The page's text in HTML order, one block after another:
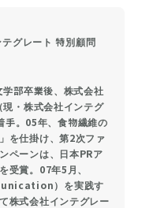
グレート 特別顧問
部卒業後、株式会社
・株式会社インテグ
。05年、食物繊維の
を仕掛け、第2次ファ
ペーンは、日本PRア
受賞。07年5月、
）を実践す
株式会社インテグレー